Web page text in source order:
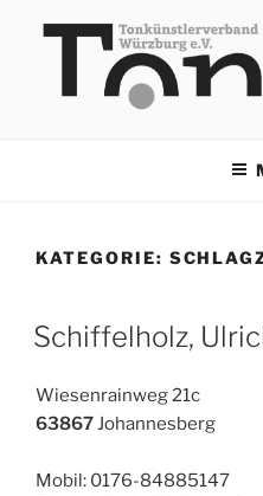
Inhalt
KATEGORIE:
Schiffelholz,
Wiesenrainweg 21c
63867Johannesberg
Mobil: 0176-84885147